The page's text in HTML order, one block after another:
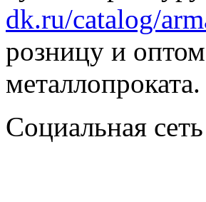
dk.ru/catalog/
розницу и
металлопроката.
Социальная